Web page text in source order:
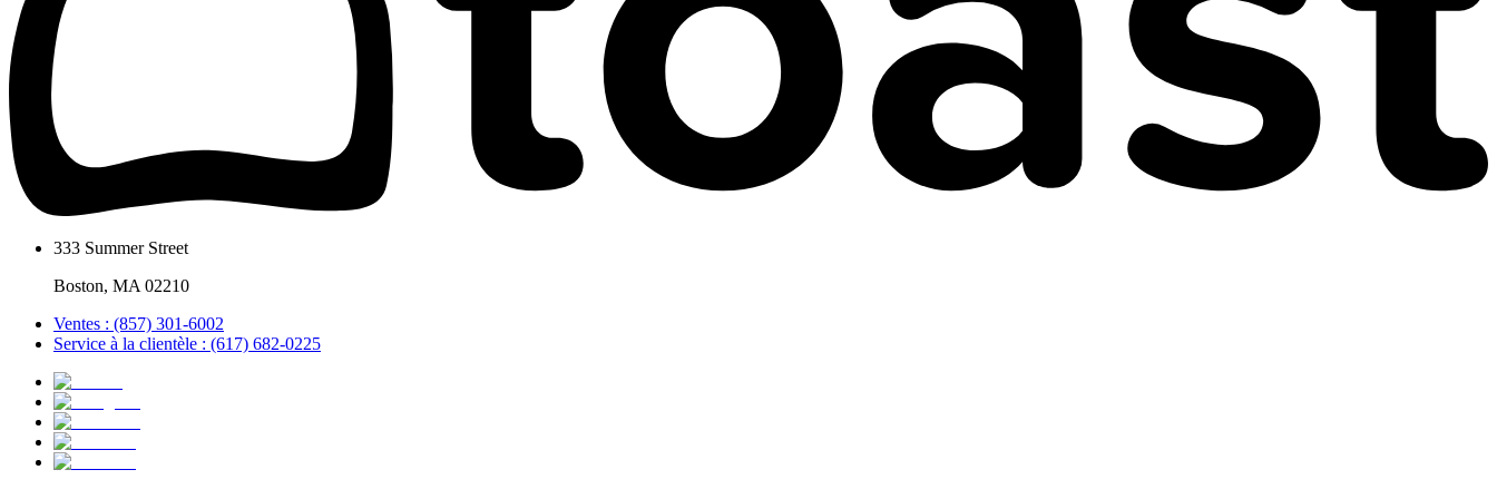
333 Summer Street
Boston, MA 02210
Ventes : (857) 301-6002
Service à la clientèle : (617) 682-0225